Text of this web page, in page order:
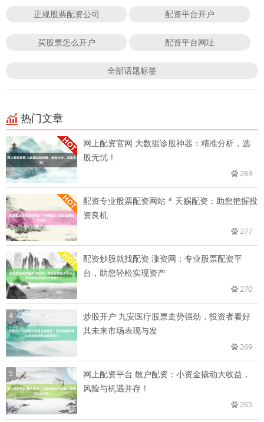
正规股票配资公司 配资平台开户
买股票怎么开户 配资平台网址
全部话题标签
热门文章
网上配资官网 大数据诊股神器：精准分析，选
股无忧！
283
配资专业股票配资网站 * 天赐配资：助您把握投
资良机
277
配资炒股就找配资 涨资网：专业股票配资平
台，助您轻松实现资产
270
4
炒股开户 九安医疗股票走势强劲，投资者看好
其未来市场表现与发
269
5
网上配资平台 散户配资：小资金撬动大收益，
风险与机遇并存！
265